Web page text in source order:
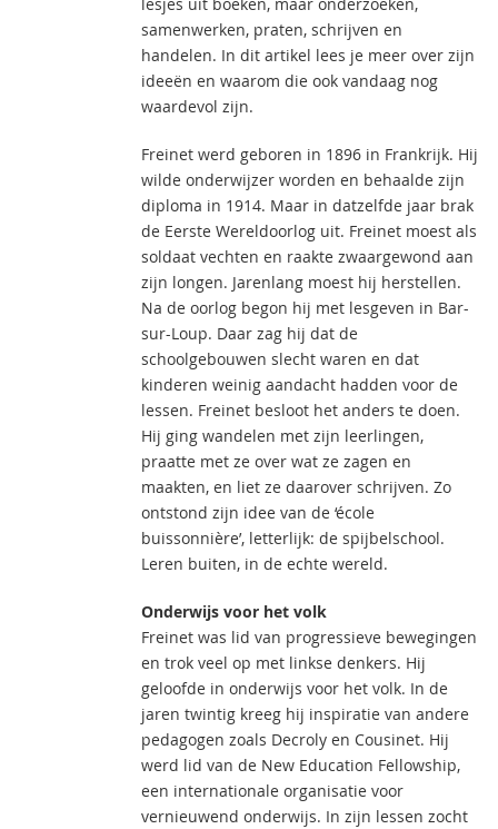
samenwerken, praten, schrijven en
handelen. In dit artikel lees je meer over zijn
ideeën en waarom die ook vandaag nog
waardevol zijn.
Freinet werd geboren in 1896 in Frankrijk. Hij
wilde onderwijzer worden en behaalde zijn
diploma in 1914. Maar in datzelfde jaar brak
de Eerste Wereldoorlog uit. Freinet moest als
soldaat vechten en raakte zwaargewond aan
zijn longen. Jarenlang moest hij herstellen.
Na de oorlog begon hij met lesgeven in Bar-
sur-Loup. Daar zag hij dat de
schoolgebouwen slecht waren en dat
kinderen weinig aandacht hadden voor de
lessen. Freinet besloot het anders te doen.
Hij ging wandelen met zijn leerlingen,
praatte met ze over wat ze zagen en
maakten, en liet ze daarover schrijven. Zo
ontstond zijn idee van de ‘école
buissonnière’, letterlijk: de spijbelschool.
Leren buiten, in de echte wereld.
Onderwijs voor het volk
Freinet was lid van progressieve bewegingen
en trok veel op met linkse denkers. Hij
geloofde in onderwijs voor het volk. In de
jaren twintig kreeg hij inspiratie van andere
pedagogen zoals Decroly en Cousinet. Hij
werd lid van de New Education Fellowship,
een internationale organisatie voor
vernieuwend onderwijs. In zijn lessen zocht